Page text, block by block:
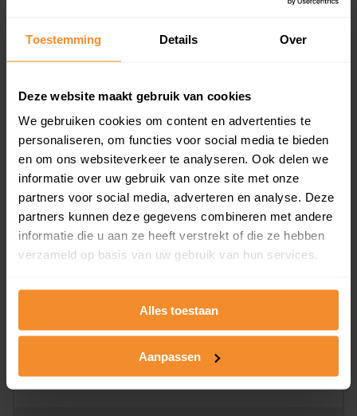
Toestemming Details Over
Deze website maakt gebruik van cookies
We gebruiken cookies om content en advertenties te
personaliseren, om functies voor social media te bieden
en om ons websiteverkeer te analyseren. Ook delen we
informatie over uw gebruik van onze site met onze
partners voor social media, adverteren en analyse. Deze
partners kunnen deze gegevens combineren met andere
informatie die u aan ze heeft verstrekt of die ze hebben
verzameld op basis van uw gebruik van hun services.
Alles toestaan
Aanpassen
Een overzicht van alle verkochte woningen (koopsom
inclusief een jaar lang gratis updates van nieuwe
Bekijk product
Direct leverbaar
Kadastrale kaart pakket
Alleen globale ligging perceel
Een uitgebreid overzicht van het perceel en
omliggende percelen met de kadastrale erfgrenzen,
dit inclusief de luchtfoto!